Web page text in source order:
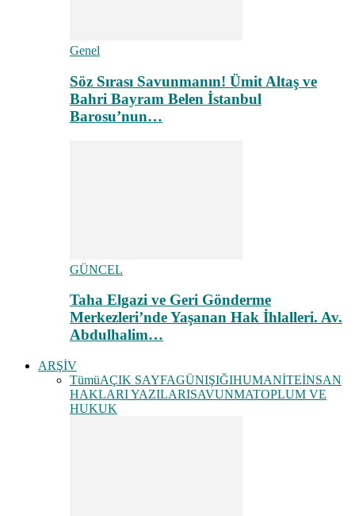
Genel
Söz Sırası Savunmanın! Ümit Altaş ve
Bahri Bayram Belen İstanbul
Barosu’nun…
GÜNCEL
Taha Elgazi ve Geri Gönderme
Merkezleri’nde Yaşanan Hak İhlalleri. Av.
Abdulhalim…
ARŞİV
TümüAÇIK SAYFAGÜNIŞIĞIHUMANİTEİNSAN
HAKLARI YAZILARISAVUNMATOPLUM VE
HUKUK